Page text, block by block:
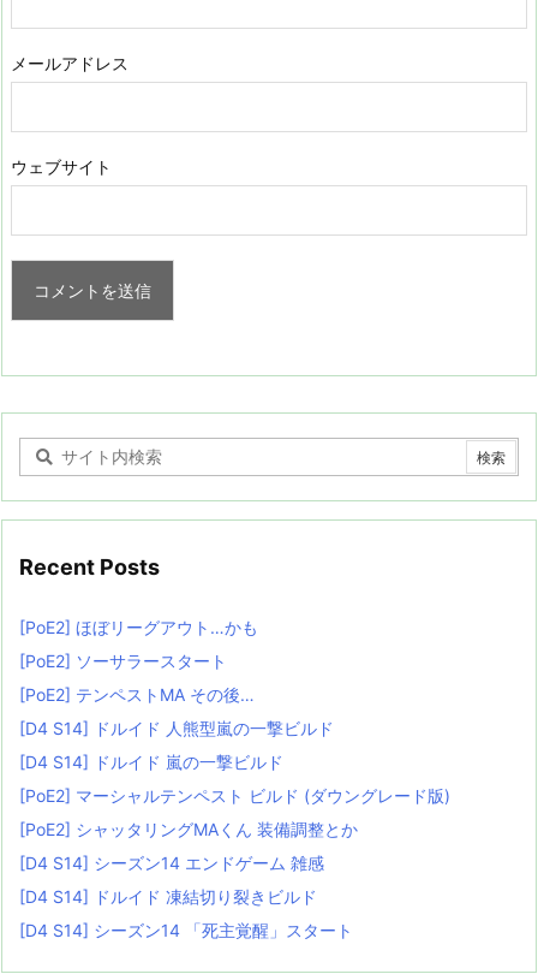
メールアドレス
ウェブサイト
Recent Posts
[PoE2] ほぼリーグアウト…かも
[PoE2] ソーサラースタート
[PoE2] テンペストMA その後…
[D4 S14] ドルイド 人熊型嵐の一撃ビルド
[D4 S14] ドルイド 嵐の一撃ビルド
[PoE2] マーシャルテンペスト ビルド (ダウングレード版)
[PoE2] シャッタリングMAくん 装備調整とか
[D4 S14] シーズン14 エンドゲーム 雑感
[D4 S14] ドルイド 凍結切り裂きビルド
[D4 S14] シーズン14 「死主覚醒」スタート